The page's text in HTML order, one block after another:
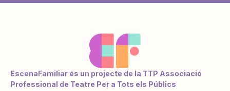
EscenaFamiliar és un projecte de la TTP Associació
Professional de Teatre Per a Tots els Públics